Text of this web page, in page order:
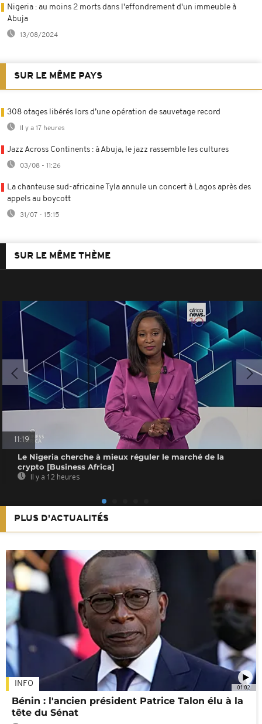
Nigeria : au moins 2 morts dans l'effondrement d'un immeuble à
Abuja
13/08/2024
SUR LE MÊME PAYS
308 otages libérés lors d’une opération de sauvetage record
Il y a 17 heures
Jazz Across Continents : à Abuja, le jazz rassemble les cultures
03/08 - 11:26
La chanteuse sud-africaine Tyla annule un concert à Lagos après des
appels au boycott
31/07 - 15:15
SUR LE MÊME THÈME
11:19
Le Nigeria cherche à mieux réguler le marché de la
crypto [Business Africa]
Il y a 12 heures
PLUS D'ACTUALITÉS
01:02
INFO
Bénin : l'ancien président Patrice Talon élu à la
tête du Sénat